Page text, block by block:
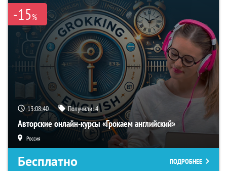
-15%
13:08:39 Получили:4
Авторские онлайн-курсы «Грокаем английский»
Россия
Бесплатно ПОДРОБНЕЕ